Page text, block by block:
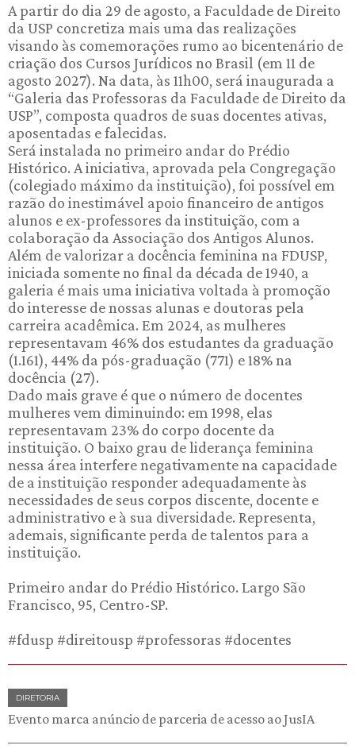
A partir do dia 29 de agosto, a Faculdade de Direito
da USP concretiza mais uma das realizações
visando às comemorações rumo ao bicentenário de
criação dos Cursos Jurídicos no Brasil (em 11 de
agosto 2027). Na data, às 11h00, será inaugurada a
“Galeria das Professoras da Faculdade de Direito da
USP”, composta quadros de suas docentes ativas,
aposentadas e falecidas.
Será instalada no primeiro andar do Prédio
Histórico. A iniciativa, aprovada pela Congregação
(colegiado máximo da instituição), foi possível em
razão do inestimável apoio financeiro de antigos
alunos e ex-professores da instituição, com a
colaboração da Associação dos Antigos Alunos.
Além de valorizar a docência feminina na FDUSP,
iniciada somente no final da década de 1940, a
galeria é mais uma iniciativa voltada à promoção
do interesse de nossas alunas e doutoras pela
carreira acadêmica. Em 2024, as mulheres
representavam 46% dos estudantes da graduação
(1.161), 44% da pós-graduação (771) e 18% na
docência (27).
Dado mais grave é que o número de docentes
mulheres vem diminuindo: em 1998, elas
representavam 23% do corpo docente da
instituição. O baixo grau de liderança feminina
nessa área interfere negativamente na capacidade
de a instituição responder adequadamente às
necessidades de seus corpos discente, docente e
administrativo e à sua diversidade. Representa,
ademais, significante perda de talentos para a
instituição.
Primeiro andar do Prédio Histórico. Largo São
Francisco, 95, Centro-SP.
#fdusp #direitousp #professoras #docentes
DIRETORIA
Evento marca anúncio de parceria de acesso ao JusIA